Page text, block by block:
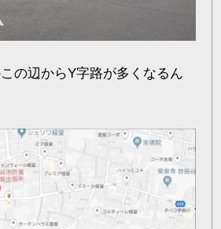
の辺からY字路が多くなるん